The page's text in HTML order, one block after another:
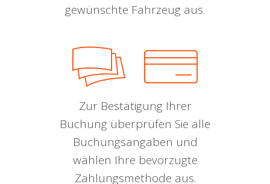
gewünschte Fahrzeug aus.
Zur Bestätigung Ihrer
Buchung überprüfen Sie alle
Buchungsangaben und
wählen Ihre bevorzugte
Zahlungsmethode aus.